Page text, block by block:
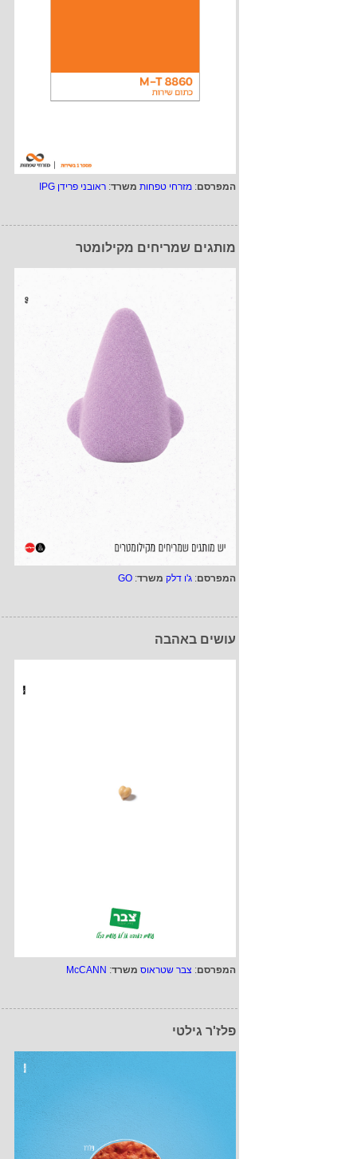
המפרסם: מזרחי טפחות משרד: ראובני פרידן IPG
מותגים שמריחים מקילומטר
המפרסם: ג'ו דלק משרד:
GO
עושים באהבה
המפרסם: צבר שטראוס משרד:
McCANN
פלז'ר גילטי